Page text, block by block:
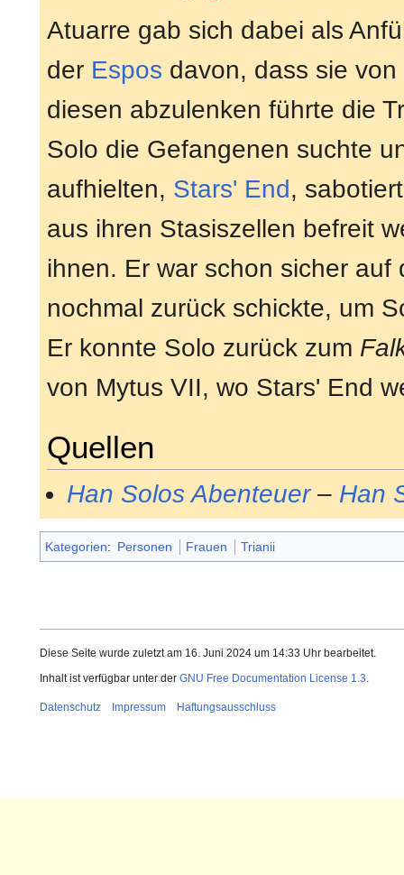
Atuarre gab sich dabei als
der Espos davon, dass sie von
diesen abzulenken führte die
Solo die Gefangenen suchte
aufhielten, Stars' End,
aus ihren Stasiszellen befreit
ihnen. Er war schon sicher auf
nochmal zurück schickte, um
Er konnte Solo zurück zum
von Mytus VII, wo Stars' End
Quellen
Han Solos Abenteuer– Han
Kategorien: Personen Frauen Trianii
Diese Seite wurde zuletzt am 16. Juni 2024 um 14:33 Uhr bearbeitet.
Inhalt ist verfügbar unter der GNU Free Documentation License 1.3.
Datenschutz Impressum Haftungsausschluss